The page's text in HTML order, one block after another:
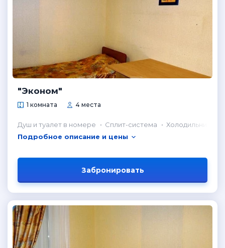
"Эконом"
1 комната 4 места
Душ и туалет в номере Сплит-система
Холодильник в
Подробное описание и цены
Забронировать